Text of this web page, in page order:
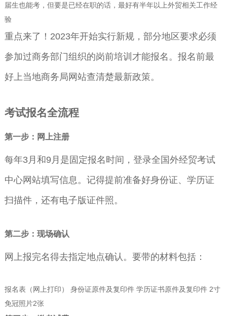
届生也能考，但要是已经在职的话，最好有半年以上外贸相关工作经
验
重点来了！2023年开始实行新规，部分地区要求必须
参加过商务部门组织的岗前培训才能报名。报名前最
好上当地商务局网站查清楚最新政策。
考试报名全流程
第一步：网上注册
每年3月和9月是固定报名时间，登录全国外经贸考试
中心网站填写信息。记得提前准备好身份证、学历证
扫描件，还有电子版证件照。
第二步：现场确认
网上报完名得去指定地点确认。要带的材料包括：
报名表（网上打印） 身份证原件及复印件 学历证书原件及复印件 2寸
免冠照片2张